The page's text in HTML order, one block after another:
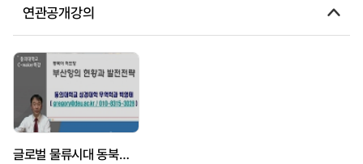
연관공개강의
글로벌 물류시대 동북아 허브항을 위한 부산항 발전 전략